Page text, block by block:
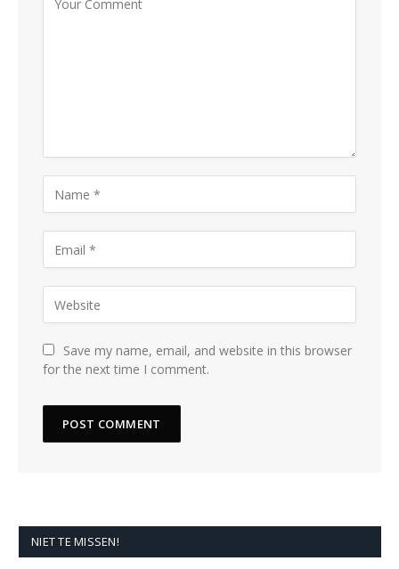
Save my name, email, and website in this browser
for the next time I comment.
NIET TE MISSEN!